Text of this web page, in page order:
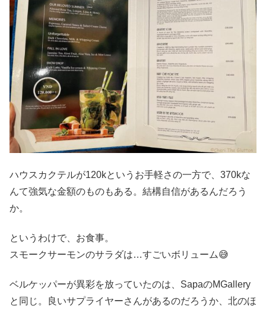
ハウスカクテルが120kというお手軽さの一方で、370kな
んて強気な金額のものもある。結構自信があるんだろう
か。
というわけで、お食事。
スモークサーモンのサラダは…すごいボリューム😅
ベルケッパーが異彩を放っていたのは、SapaのMGallery
と同じ。良いサプライヤーさんがあるのだろうか、北のほ